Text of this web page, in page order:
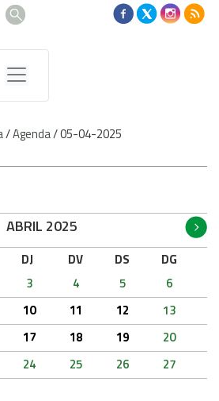
/Agenda/05-04-2025
ABRIL 2025
DJ DV DS
DG
3 4 5
6
10 11 12
13
17 18 19
20
24 25 26
27